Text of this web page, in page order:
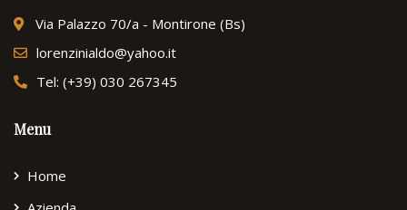
Via Palazzo 70/a - Montirone (Bs)
lorenzinialdo@yahoo.it
Tel: (+39) 030 267345
Menu
Home